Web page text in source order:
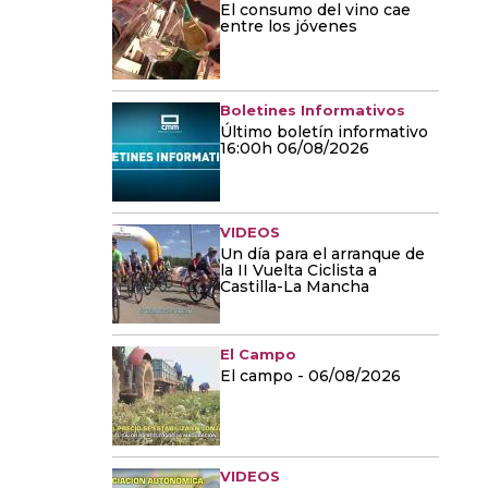
El consumo del vino cae
entre los jóvenes
Boletines Informativos
Último boletín informativo
16:00h 06/08/2026
VIDEOS
Un día para el arranque de
la II Vuelta Ciclista a
Castilla-La Mancha
El Campo
El campo - 06/08/2026
VIDEOS